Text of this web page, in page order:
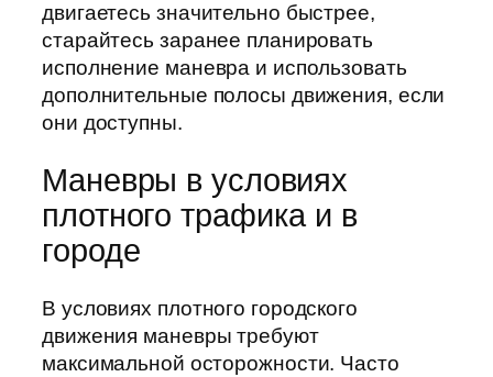
двигаетесь значительно быстрее,
старайтесь заранее планировать
исполнение маневра и использовать
дополнительные полосы движения, если
они доступны.
Маневры в условиях
плотного трафика и в
городе
В условиях плотного городского
движения маневры требуют
максимальной осторожности. Часто